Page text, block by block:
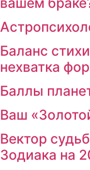
Баланс
нехватка
Баллы
Ваш
Вектор
Зодиака на